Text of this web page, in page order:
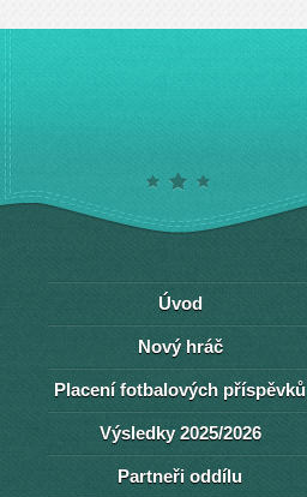
Úvod
Nový hráč
Placení fotbalových příspěvků
Výsledky 2025/2026
Partneři oddílu